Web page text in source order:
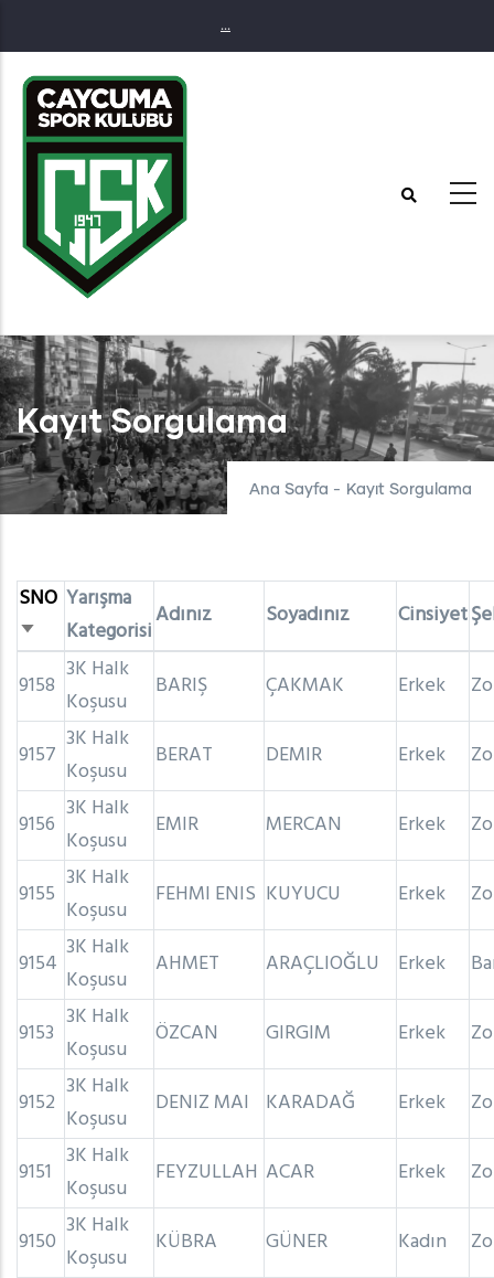
içeriğe
atla
...
Kayıt Sorgulama
Ana Sayfa - Kayıt Sorgulama
SNO
Artan
sıralama
Yarışma
Kategorisi
Adınız Soyadınız Cinsiyet
9158
3K Halk
Koşusu
BARIŞ ÇAKMAK Erkek
9157
3K Halk
Koşusu
BERAT DEMIR Erkek
9156
3K Halk
Koşusu
EMIR MERCAN Erkek
9155
3K Halk
Koşusu
FEHMI ENIS KUYUCU Erkek
9154
3K Halk
Koşusu
AHMET ARAÇLIOĞLU Erkek
9153
3K Halk
Koşusu
ÖZCAN GIRGIM Erkek
9152
3K Halk
Koşusu
DENIZ MAI KARADAĞ Erkek
9151
3K Halk
Koşusu
FEYZULLAH ACAR Erkek
9150
3K Halk
Koşusu
KÜBRA GÜNER Kadın